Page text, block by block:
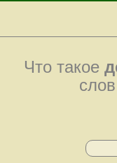
Что такое